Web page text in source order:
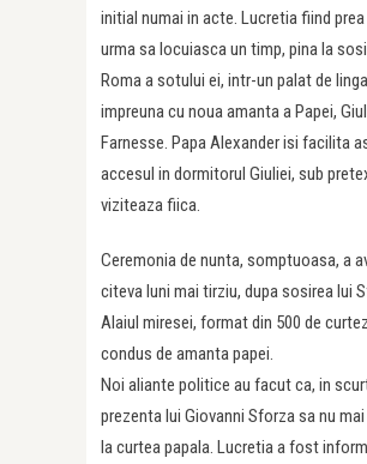
initial numai in acte. Lucretia fiind
urma sa locuiasca un timp, pina la
Roma a sotului ei, intr-un palat de
impreuna cu noua amanta a Papei,
Farnesse. Papa Alexander isi facilita
accesul in dormitorul Giuliei, sub
viziteaza fiica.
Ceremonia de nunta, somptuoasa, a
citeva luni mai tirziu, dupa sosirea lui
Alaiul miresei, format din 500 de
condus de amanta papei.
Noi aliante politice au facut ca, in
prezenta lui Giovanni Sforza sa nu
la curtea papala. Lucretia a fost